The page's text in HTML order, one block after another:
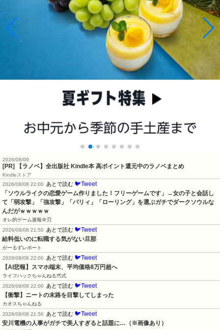
2026/08/09
[PR] 【ラノベ】全出版社 Kindle本 高ポイント還元中のラノベまとめ
Kindleストア
2026/08/08 22:00
あとで読む 🐦Tweet
「ソウルライクの恋愛ゲーム作りました！フリーゲームです」→女の子と会話し
て「弱攻撃」「強攻撃」「パリィ」「ローリング」を選ぶガチでダークソウルな
んだがｗｗｗｗｗ
オレ的ゲーム速報＠刃
2026/08/08 21:50
あとで読む 🐦Tweet
給料低いのに転職する気がない旦那
がーるずレポート
2026/08/08 22:00
あとで読む 🐦Tweet
【AI悲報】スマホ端末、平均価格8万円超へ
ライフハックちゃんねる弐式
2026/08/08 22:00
あとで読む 🐦Tweet
【衝撃】ニートの末路を目撃してしまった
カオスちゃんねる
2026/08/08 21:50
あとで読む 🐦Tweet
安川電機の人事がガチで美人すぎると話題に…（※画像あり）